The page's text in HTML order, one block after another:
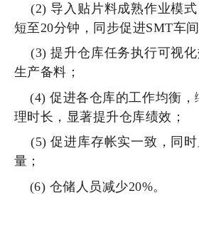
(2) 导入贴片料成熟作业模式
短至20分钟，同步促进SMT车
(3) 提升仓库任务执行可视化
生产备料；
(4) 促进各仓库的工作均衡，
理时长，显著提升仓库绩效；
(5) 促进库存帐实一致，同时
量；
(6) 仓储人员减少20%。